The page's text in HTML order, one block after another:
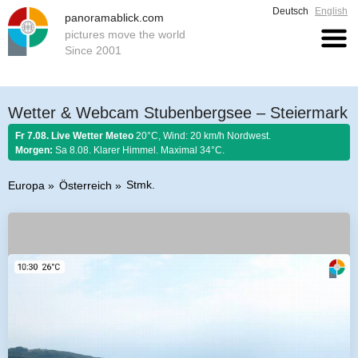
panoramablick.com
pictures move the world
Since 2001
Deutsch English
Wetter & Webcam Stubenbergsee – Steiermark
Fr 7.08. Live Wetter Meteo 20°C, Wind: 20 km/h Nordwest.
Morgen: Sa 8.08. Klarer Himmel. Maximal 34°C.
Europa Österreich Stmk.